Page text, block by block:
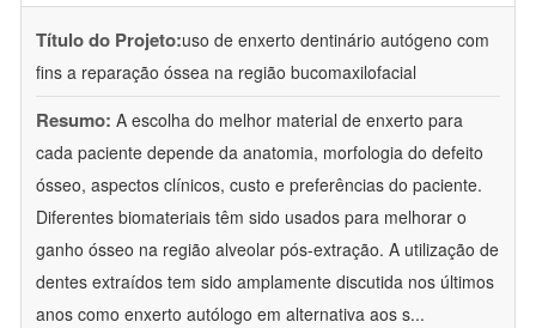
Título do Projeto:uso de enxerto dentinário autógeno com
fins a reparação óssea na região bucomaxilofacial
Resumo: A escolha do melhor material de enxerto para
cada paciente depende da anatomia, morfologia do defeito
ósseo, aspectos clínicos, custo e preferências do paciente.
Diferentes biomateriais têm sido usados para melhorar o
ganho ósseo na região alveolar pós-extração. A utilização de
dentes extraídos tem sido amplamente discutida nos últimos
anos como enxerto autólogo em alternativa aos s...